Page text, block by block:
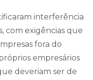
interferência
com exigências que
fora do
empresários
deveriam ser de